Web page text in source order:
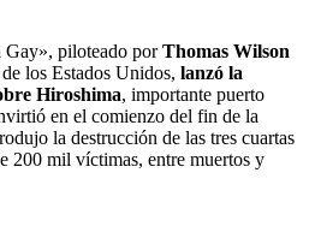
piloteado porThomas Wilson
los Estados Unidos, lanzó la
Hiroshima, importante puerto
en el comienzo del fin de la
la destrucción de las tres cuartas
200 mil víctimas, entre muertos y